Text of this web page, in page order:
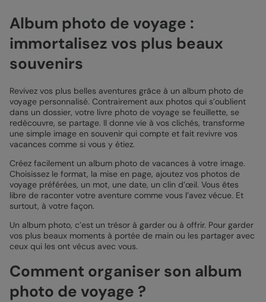
Album photo de voyage :
immortalisez vos plus beaux
souvenirs
Revivez vos plus belles aventures grâce à un album photo de
voyage personnalisé. Contrairement aux photos qui s’oublient
dans un dossier, votre livre photo de voyage se feuillette, se
redécouvre, se partage. Il donne vie à vos clichés, transforme
une simple image en souvenir qui compte et fait revivre vos
vacances comme si vous y étiez.
Créez facilement un album photo de vacances à votre image.
Choisissez le format, la mise en page, ajoutez vos photos de
voyage préférées, un mot, une date, un clin d’œil. Vous êtes
libre de raconter votre aventure comme vous l’avez vécue. Et
surtout, à votre façon.
Un album photo, c’est un trésor à garder ou à offrir. Pour garder
vos plus beaux moments à portée de main ou les partager avec
ceux qui les ont vécus avec vous.
Comment organiser son album
photo de voyage ?